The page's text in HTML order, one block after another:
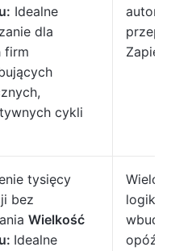
Idealne
dla
firm
cykli
Zapier
tysięcy
bez
Wielkość
Idealne
logika